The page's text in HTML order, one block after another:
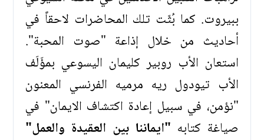
ببيروت. كما بُثّت تلك المحاضرات لاحقاً في
أحاديث من خلال إذاعة "صوت المحبة".
استعان الأب روبير كليمان اليسوعي بمؤَلَف
الأب تيودول ريه مرميه الفرنسي المعنون
"نؤمن، في سبيل إعادة اكتشاف الايمان" في
صياغة كتابه "ايماننا بين العقيدة والعمل"